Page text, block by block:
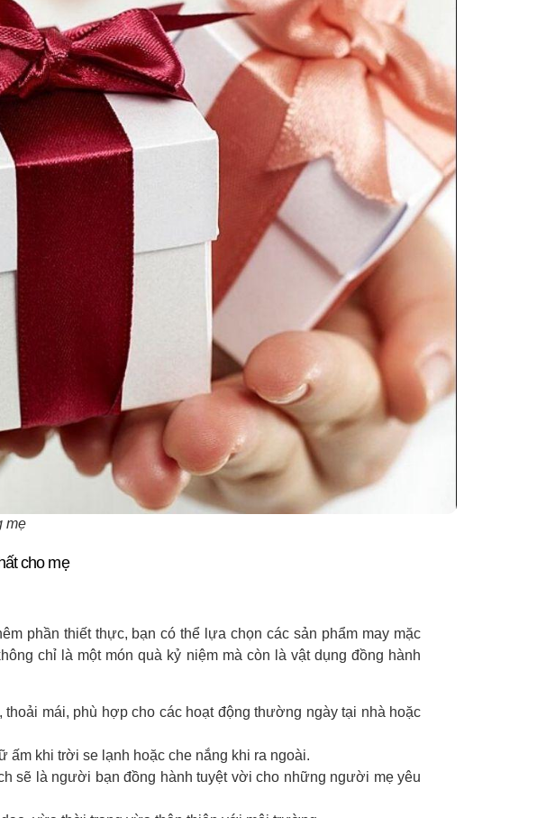
mẹ
cho mẹ
phần thiết thực, bạn có thể lựa chọn các sản phẩm may mặc
chỉ là một món quà kỷ niệm mà còn là vật dụng đồng hành
thoải mái, phù hợp cho các hoạt động thường ngày tại nhà hoặc
ấm khi trời se lạnh hoặc che nắng khi ra ngoài.
sẽ là người bạn đồng hành tuyệt vời cho những người mẹ yêu